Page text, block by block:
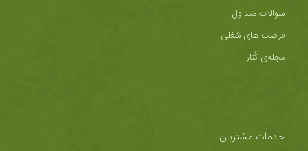
سوالات متداول
فرصت های شغلی
مجله‌ی کُنار
خدمات مشتریان